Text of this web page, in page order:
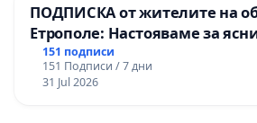
ПОДПИСКА от жителите на
Етрополе: Настояваме за
“Елаците-МЕД” АД и от
изпълнят всички
151 подписи
151 Подписи / 7 дни
31 Jul 2026